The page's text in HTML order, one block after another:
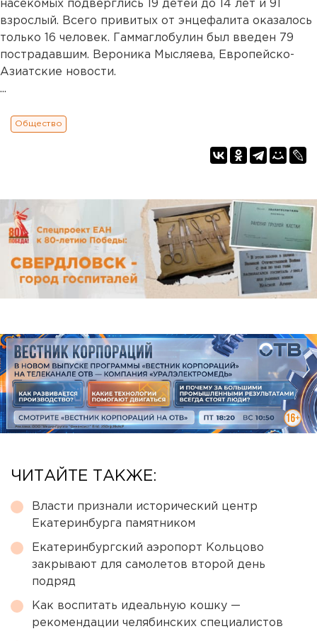
насекомых подверглись 19 детей до 14 лет и 91
взрослый. Всего привитых от энцефалита оказалось
только 16 человек. Гаммаглобулин был введен 79
пострадавшим. Вероника Мысляева, Европейско-
Азиатские новости.
...
Общество
ЧИТАЙТЕ ТАКЖЕ:
Власти признали исторический центр
Екатеринбурга памятником
Екатеринбургский аэропорт Кольцово
закрывают для самолетов второй день
подряд
Как воспитать идеальную кошку —
рекомендации челябинских специалистов